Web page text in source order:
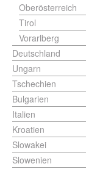
Oberösterreich
Tirol
Vorarlberg
Deutschland
Ungarn
Tschechien
Bulgarien
Italien
Kroatien
Slowakei
Slowenien